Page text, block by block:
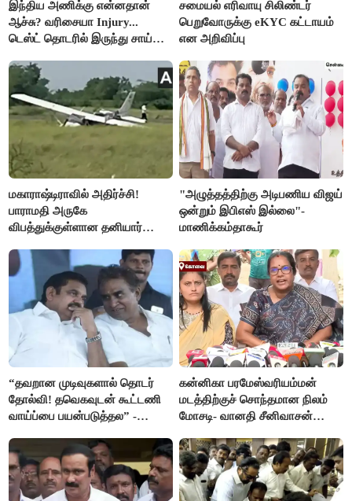
இந்திய அணிக்கு என்னதான்
ஆச்சு? வரிசையா Injury...
டெஸ்ட் தொடரில் இருந்து சாய்
சமையல் எரிவாயு சிலிண்டர்
பெறுவோருக்கு eKYC கட்டாயம்
என அறிவிப்பு
மகாராஷ்டிராவில் அதிர்ச்சி!
பாராமதி அருகே
விபத்துக்குள்ளான தனியார்
"அழுத்தத்திற்கு அடிபணிய விஜய்
ஒன்றும் இபிஎஸ் இல்லை"-
மாணிக்கம்தாகூர்
“தவறான முடிவுகளால் தொடர்
தோல்வி! தவெகவுடன் கூட்டணி
வாய்ப்பை பயன்படுத்தல” -
கன்னிகா பரமேஸ்வரியம்மன்
மடத்திற்குச் சொந்தமான நிலம்
மோசடி- வானதி சீனிவாசன்